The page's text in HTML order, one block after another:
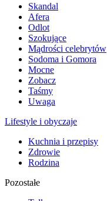
Skandal
Afera
Odlot
Szokujące
Mądrości celebrytów
Sodoma i Gomora
Mocne
Zobacz
Taśmy
Uwaga
Lifestyle i obyczaje
Kuchnia i przepisy
Zdrowie
Rodzina
Pozostałe